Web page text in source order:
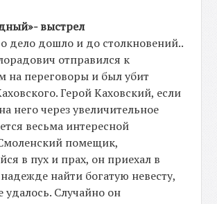
выстрел
дело дошло и до столкновений..
отправился к
на переговоры и был убит
Герой Каховский, если
него через увеличительное
весьма интересной
помещик,
в пух и прах, он приехал в
найти богатую невесту,
удалось. Случайно он